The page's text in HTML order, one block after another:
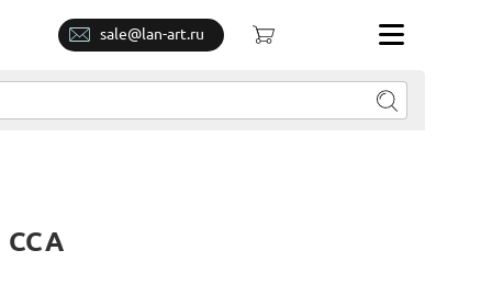
sale@lan-art.ru